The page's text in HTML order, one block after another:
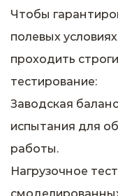
Чтобы
полевых
проходить
тестирование:
Заводская
испытания для
работы.
Нагрузочное